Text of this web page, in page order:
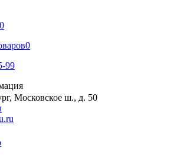
0
0
99
Московское ш., д. 50